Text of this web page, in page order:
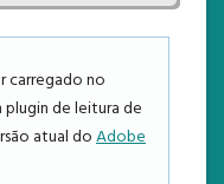
carregado no
de leitura de
atual doAdobe